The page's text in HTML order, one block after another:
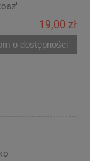
19,00 zł
o dostępności